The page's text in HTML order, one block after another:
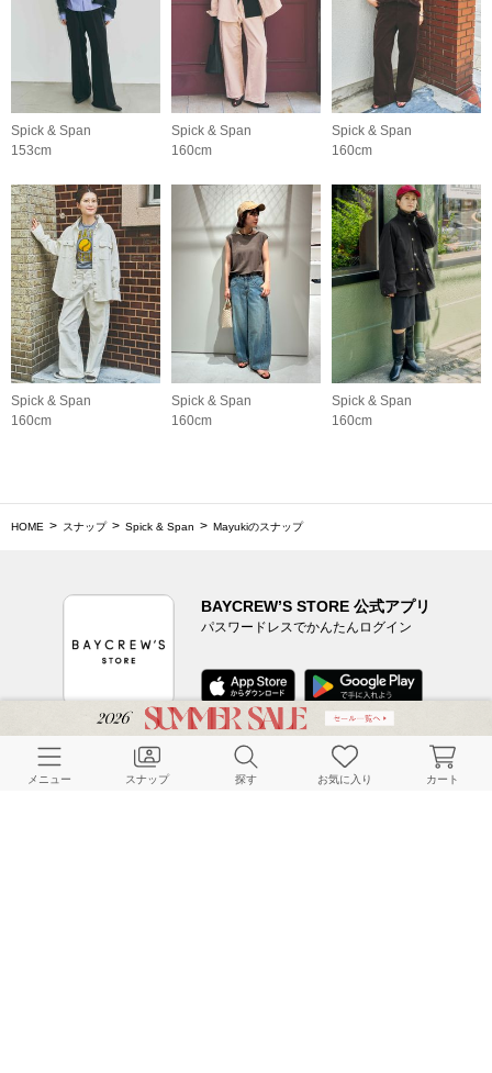
Spick & Span
153cm
Spick & Span
160cm
Spick & Span
160cm
Spick & Span
160cm
Spick & Span
160cm
Spick & Span
160cm
HOME スナップ Spick & Span Mayukiのスナップ
BAYCREW’S STORE 公式アプリ
パスワードレスでかんたんログイン
CUSTOMER SERVICE
メニュー スナップ 探す お気に入り カート